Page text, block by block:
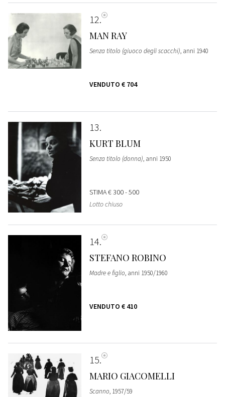
12
MAN RAY
Senza titolo (giuoco degli scacchi), anni 1940
VENDUTO € 704
13
KURT BLUM
Senza titolo (donna), anni 1950
STIMA€ 300 - 500
Lotto chiuso
14
STEFANO ROBINO
Madre e figlio, anni 1950/1960
VENDUTO € 410
15
MARIO GIACOMELLI
Scanno, 1957/59